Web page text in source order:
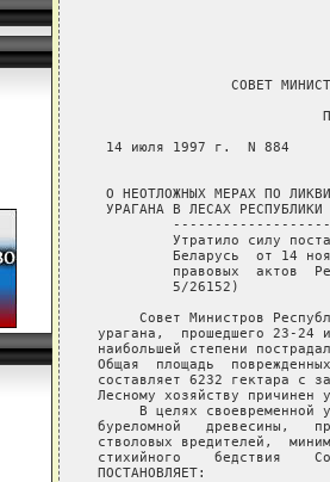
СОВЕТ
14 июля 1997 г.  N
О НЕОТЛОЖНЫХ МЕРАХ ПО
УРАГАНА В ЛЕСАХ РЕСПУБЛИКИ
Утратило силу
Беларусь  от 14
правовых  актов
         5/26152)
Совет Министров
урагана,  прошедшего 23-24
наибольшей степени
Общая  площадь
составляет 6232 гектара с
Лесному хозяйству
В целях своевременной
буреломной   древесины,
стволовых вредителей,
стихийного    бедствия
ПОСТАНОВЛЯЕТ: